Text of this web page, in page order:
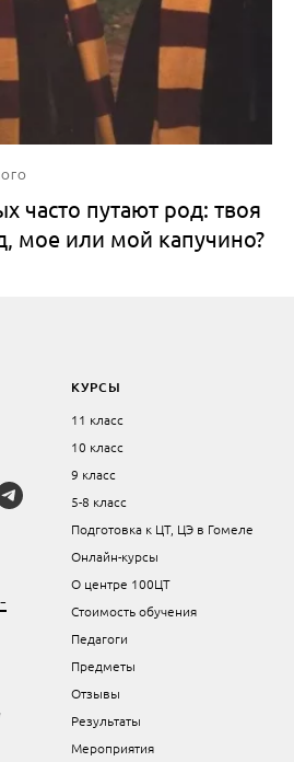
часто путают род: твоя
мое или мой капучино?
КУРСЫ
11 класс
10 класс
9 класс
5-8 класс
Подготовка к ЦТ, ЦЭ в Гомеле
Онлайн-курсы
О центре 100ЦТ
Стоимость обучения
Педагоги
Предметы
Отзывы
Результаты
Мероприятия